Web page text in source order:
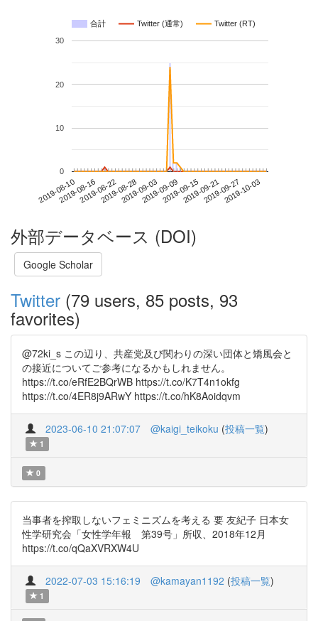
合計 Twitter (通常) Twitter (RT)
2019-08-102019-08-162019-08-222019-08-282019-09-032019-09-092019-09-152019-09-212019-09-272019-10-03
0
10
20
30
外部データベース (DOI)
Google Scholar
Twitter (79 users, 85 posts, 93
favorites)
@72ki_s この辺り、共産党及び関わりの深い団体と矯風会と
の接近についてご参考になるかもしれません。
https://t.co/eRfE2BQrWB https://t.co/K7T4n1okfg
https://t.co/4ER8j9ARwY https://t.co/hK8Aoidqvm
2023-06-10 21:07:07 @kaigi_teikoku (投稿一覧)
1
0
当事者を搾取しないフェミニズムを考える 要 友紀子 日本女
性学研究会「女性学年報 第39号」所収、2018年12月
https://t.co/qQaXVRXW4U
2022-07-03 15:16:19 @kamayan1192 (投稿一覧)
1